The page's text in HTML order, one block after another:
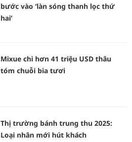
bước vào ‘làn sóng thanh lọc thứ
hai’
Mixue chi hơn 41 triệu USD thâu
tóm chuỗi bia tươi
Thị trường bánh trung thu 2025:
Loại nhân mới hút khách